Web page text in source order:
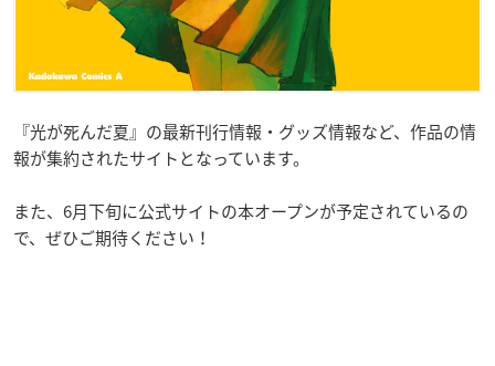
『光が死んだ夏』の最新刊行情報・グッズ情報など、作品の情
報が集約されたサイトとなっています。
また、6月下旬に公式サイトの本オープンが予定されているの
で、ぜひご期待ください！